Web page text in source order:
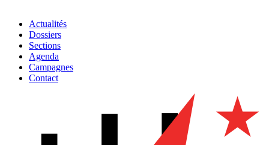
Actualités
Dossiers
Sections
Agenda
Campagnes
Contact